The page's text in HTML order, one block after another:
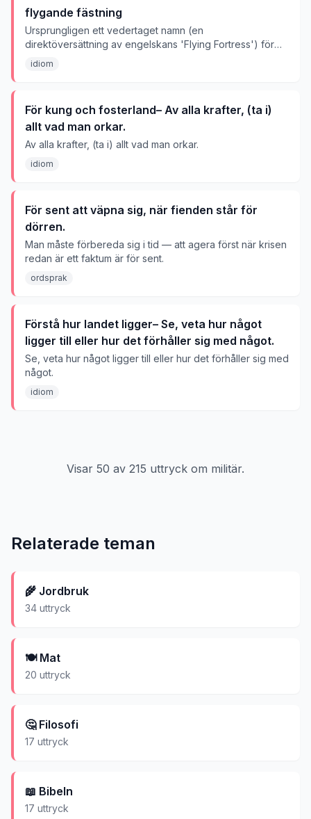
flygande fästning
Ursprungligen ett vedertaget namn (en
direktöversättning av engelskans 'Flying Fortress') för
det amerikanska bombplanet Boeing B-17 under andra
anfalla.
idiom
För kung och fosterland– Av alla krafter, (ta i)
allt vad man orkar.
Av alla krafter, (ta i) allt vad man orkar.
idiom
För sent att väpna sig, när fienden står för
dörren.
Man måste förbereda sig i tid — att agera först när krisen
redan är ett faktum är för sent.
ordsprak
Förstå hur landet ligger– Se, veta hur något
ligger till eller hur det förhåller sig med något.
Se, veta hur något ligger till eller hur det förhåller sig med
något.
idiom
Visar 50 av 215 uttryck om militär.
Relaterade teman
🌾 Jordbruk
34 uttryck
🍽️ Mat
20 uttryck
🤔 Filosofi
17 uttryck
📖 Bibeln
17 uttryck